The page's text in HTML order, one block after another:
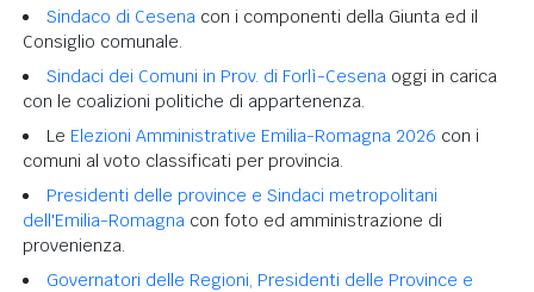
Sindaco di Cesena con i componenti della Giunta ed il
Consiglio comunale.
Sindaci dei Comuni in Prov. di Forlì-Cesena oggi in carica
con le coalizioni politiche di appartenenza.
Le Elezioni Amministrative Emilia-Romagna 2026 con i
comuni al voto classificati per provincia.
Presidenti delle province e Sindaci metropolitani
dell'Emilia-Romagna con foto ed amministrazione di
provenienza.
Governatori delle Regioni, Presidenti delle Province e